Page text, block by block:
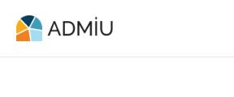
Universitet